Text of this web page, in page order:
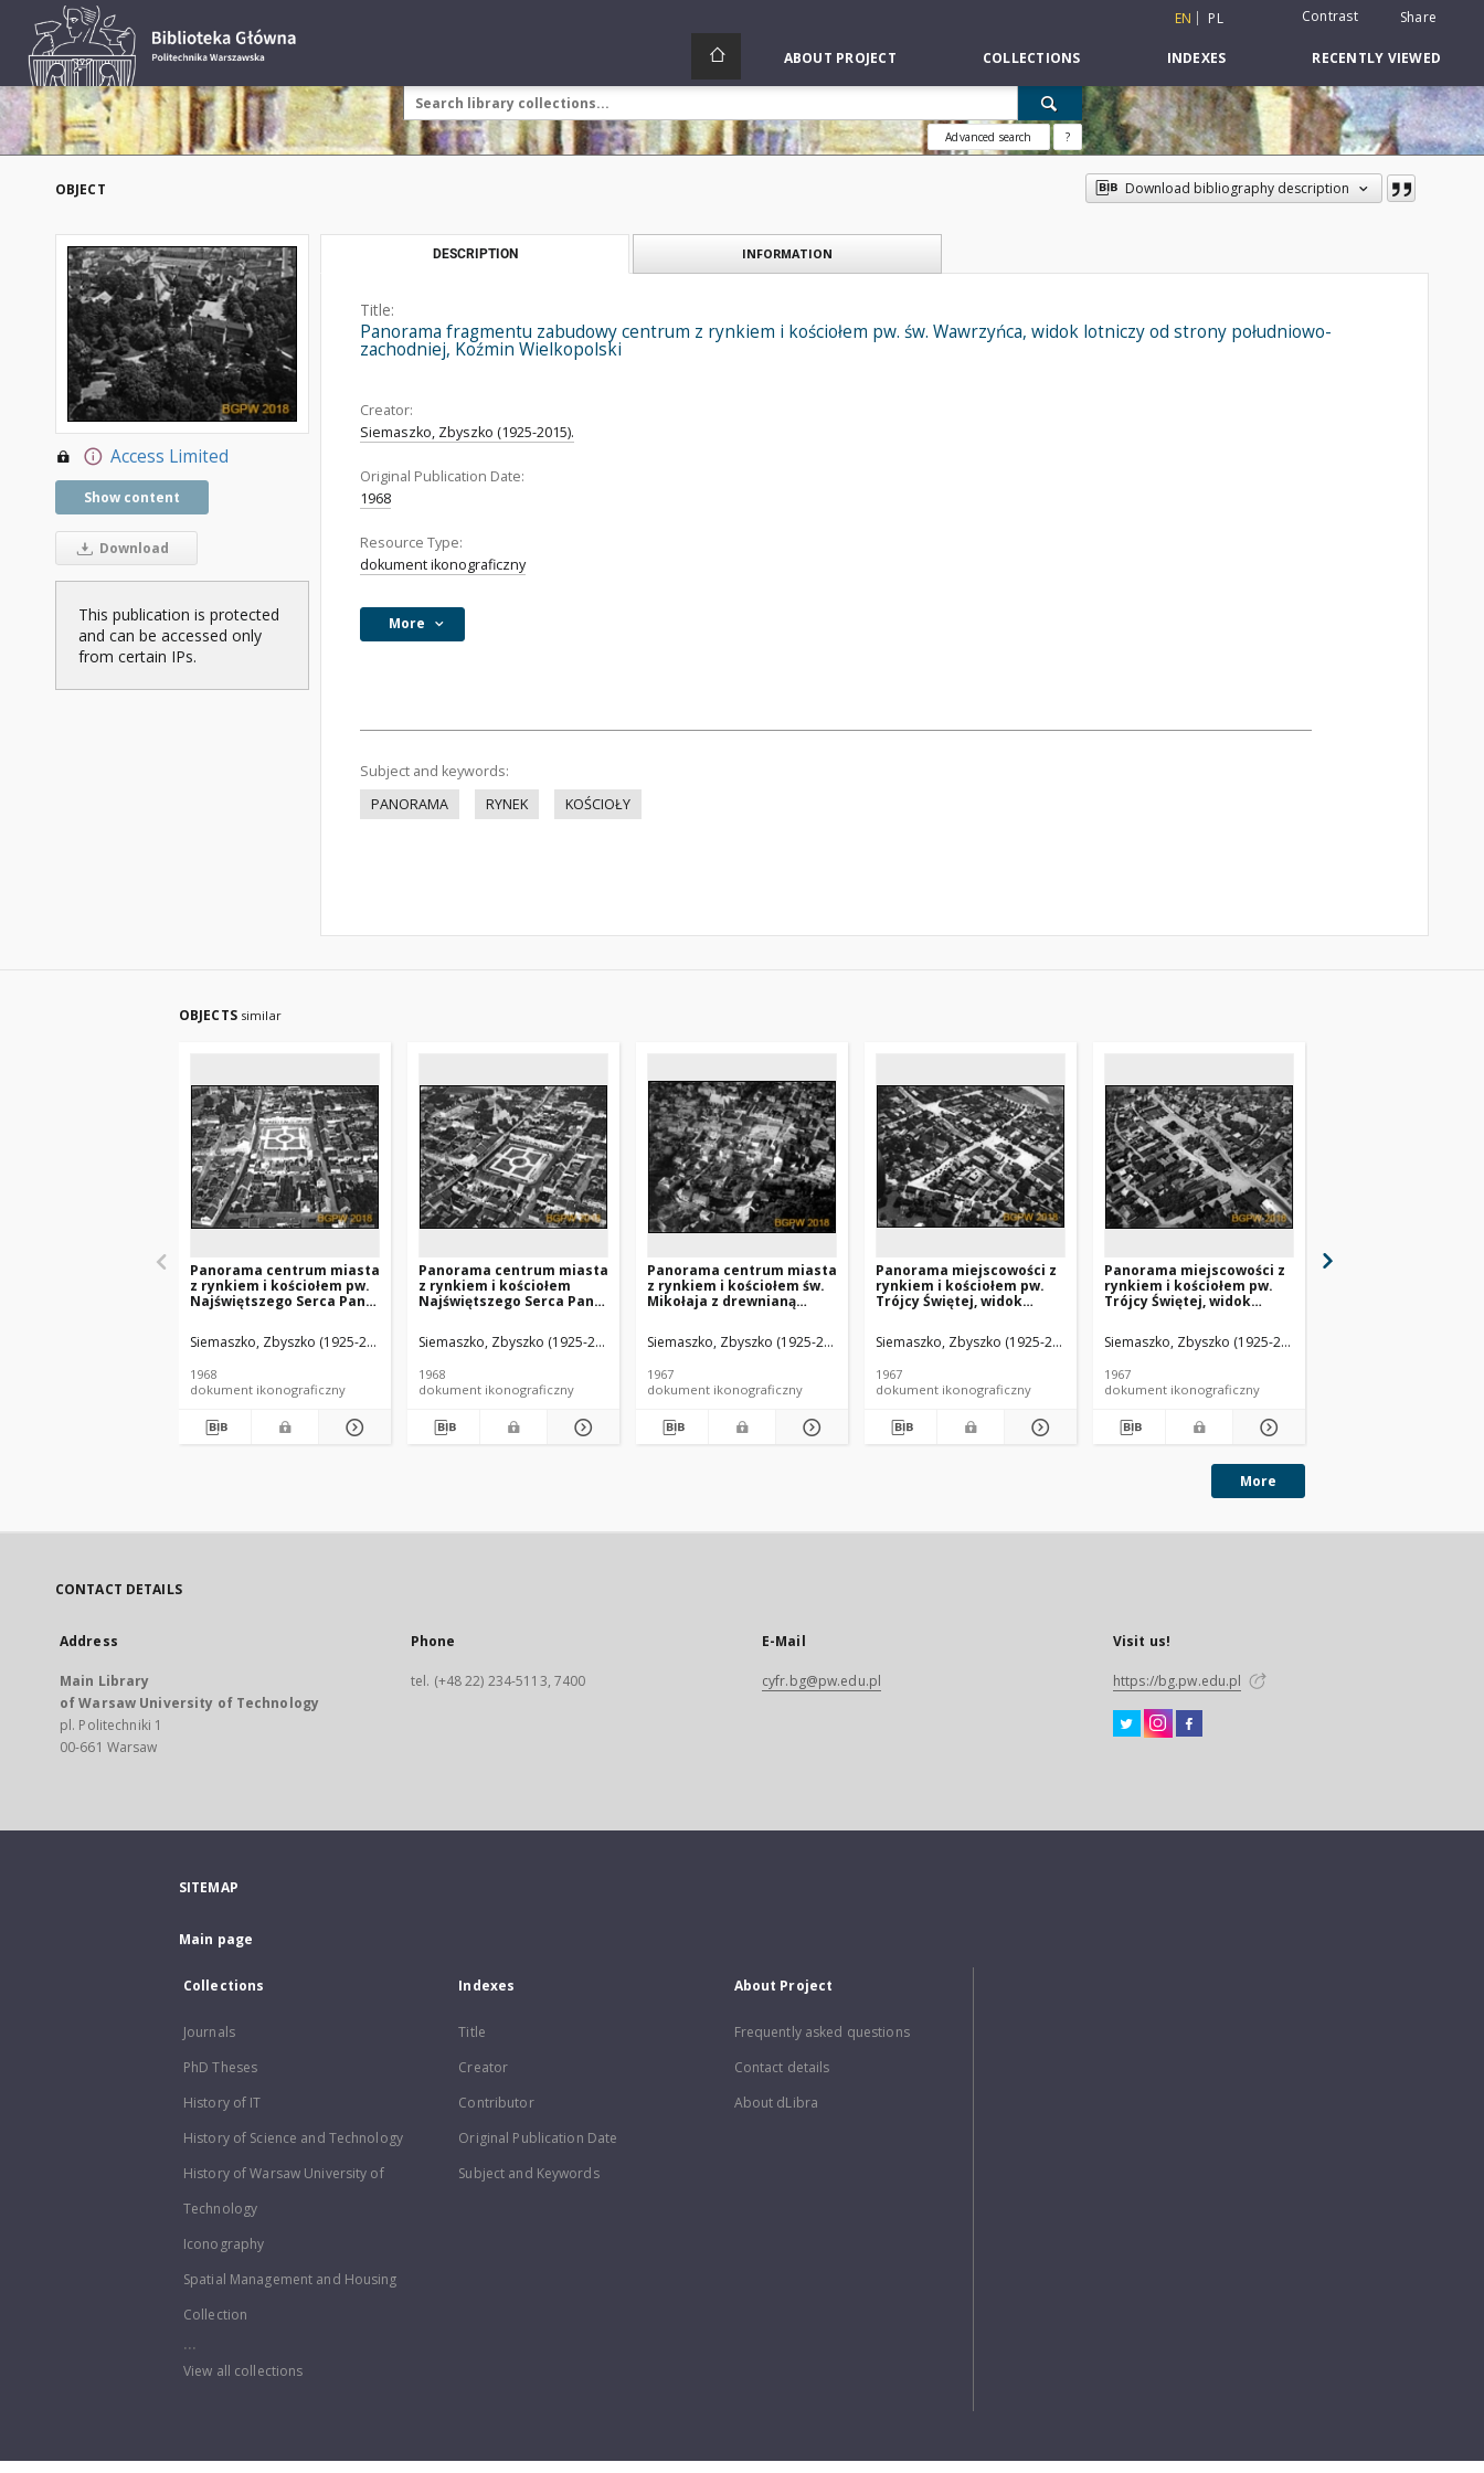
EN PL Contrast Share
ABOUT PROJECT COLLECTIONS INDEXES RECENTLY VIEWED
Advanced search ?
OBJECT Download bibliography description
Access Limited
Show content
Download
This publication is protected
and can be accessed only
from certain IPs.
DESCRIPTION INFORMATION
Title:
Panorama fragmentu zabudowy centrum z rynkiem i kościołem pw. św. Wawrzyńca, widok lotniczy od strony południowo-
zachodniej, Koźmin Wielkopolski
Creator:
Siemaszko, Zbyszko (1925-2015).
Original Publication Date:
1968
Resource Type:
dokument ikonograficzny
More
Subject and keywords:
PANORAMA
RYNEK KOŚCIOŁY
OBJECTS similar
Panorama centrum miasta
z rynkiem i kościołem pw.
Najświętszego Serca Pana
strony zachodniej,
Bojanowo
Siemaszko, Zbyszko (1925-2015).
1968
dokument ikonograficzny
Panorama centrum miasta
z rynkiem i kościołem
Najświętszego Serca Pana
strony południowo-
zachodniej, Bojanowo
Siemaszko, Zbyszko (1925-2015).
1968
dokument ikonograficzny
Panorama centrum miasta
z rynkiem i kościołem św.
Mikołaja z drewnianą
od strony wschodniej,
Bochnia
Siemaszko, Zbyszko (1925-2015).
1967
dokument ikonograficzny
Panorama miejscowości z
rynkiem i kościołem pw.
Trójcy Świętej, widok
północnej, Bolesławiec
(województwo łódzkie)
Siemaszko, Zbyszko (1925-2015).
1967
dokument ikonograficzny
Panorama miejscowości z
rynkiem i kościołem pw.
Trójcy Świętej, widok
północnej, Bolesławiec
(województwo łódzkie)
Siemaszko, Zbyszko (1925-2015).
1967
dokument ikonograficzny
More
CONTACT DETAILS
Address
Main Library
of Warsaw University of Technology
pl. Politechniki 1
00-661 Warsaw
Phone
tel. (+48 22) 234-5113, 7400
E-Mail
cyfr.bg@pw.edu.pl
Visit us!
https://bg.pw.edu.pl
SITEMAP
Main page
Collections
Journals
PhD Theses
History of IT
History of Science and Technology
History of Warsaw University of
Technology
Iconography
Spatial Management and Housing
Collection
...
View all collections
Indexes
Title
Creator
Contributor
Original Publication Date
Subject and Keywords
About Project
Frequently asked questions
Contact details
About dLibra